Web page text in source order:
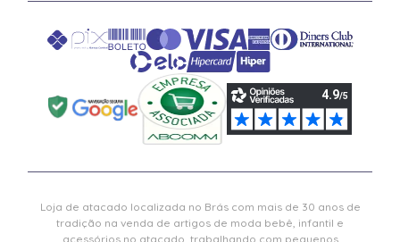
Loja de atacado localizada no Brás com mais de 30 anos de
tradição na venda de artigos de moda bebê, infantil e
acessórios no atacado, trabalhando com pequenos